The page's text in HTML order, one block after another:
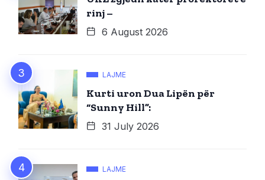
rinj –
6 August 2026
LAJME
Kurti uron Dua Lipën për
“Sunny Hill”:
31 July 2026
LAJME